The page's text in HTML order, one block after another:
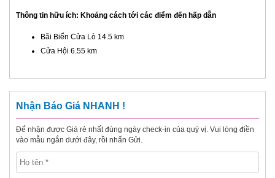
Thông tin hữu ích: Khoảng cách tới các điểm đến hấp dẫn
Bãi Biển Cửa Lò 14.5 km
Cửa Hội 6.55 km
Nhận Báo Giá NHANH !
Để nhận được Giá rẻ nhất đúng ngày check-in của quý vị. Vui lòng điền
vào mẫu ngắn dưới đây, rồi nhấn Gửi.